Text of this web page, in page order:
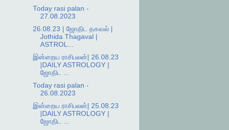
Today rasi palan -
27.08.2023
26.08.23 | ஜோதிட தகவல் |
Jothida Thagaval |
ASTROL...
இன்றைய ராசிபலன்| 26.08.23
|DAILY ASTROLOGY |
ஜோதிட ...
Today rasi palan -
26.08.2023
இன்றைய ராசிபலன்| 25.08.23
|DAILY ASTROLOGY |
ஜோதிட ...